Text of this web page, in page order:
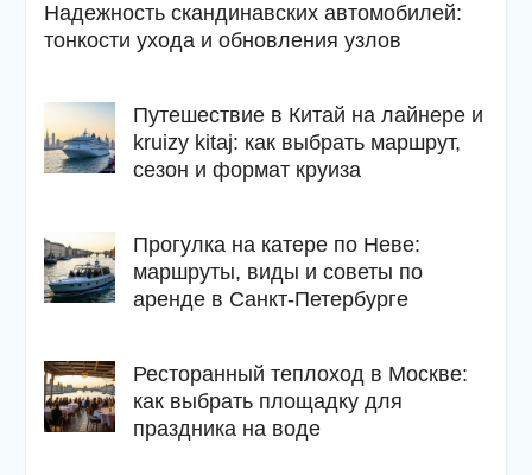
Надежность скандинавских автомобилей:
тонкости ухода и обновления узлов
Путешествие в Китай на лайнере и
kruizy kitaj: как выбрать маршрут,
сезон и формат круиза
Прогулка на катере по Неве:
маршруты, виды и советы по
аренде в Санкт-Петербурге
Ресторанный теплоход в Москве:
как выбрать площадку для
праздника на воде